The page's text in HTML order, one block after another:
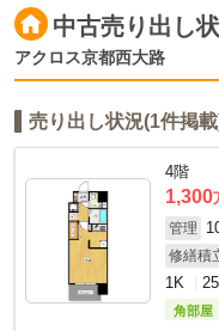
中古売り出し
アクロス京都西大路
売り出し状況(1件掲
4階
1,300
管理
修繕積
1K
角部屋